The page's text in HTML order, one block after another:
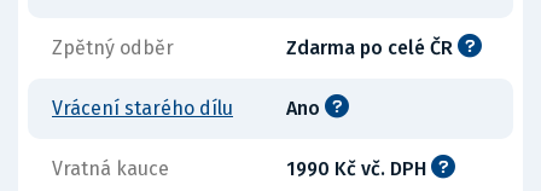
Zpětný odběr Zdarma po celé ČR
Vrácení starého dílu Ano
Vratná kauce 1990 Kč vč. DPH